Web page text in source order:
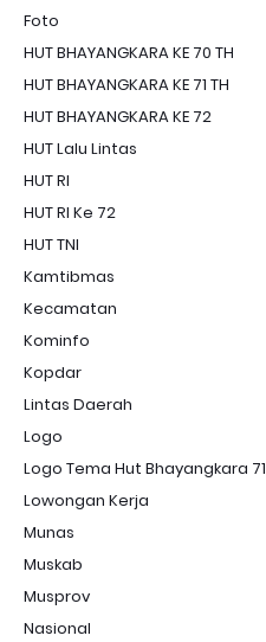
Foto
HUT BHAYANGKARA KE 70 TH
HUT BHAYANGKARA KE 71 TH
HUT BHAYANGKARA KE 72
HUT Lalu Lintas
HUT RI
HUT RI Ke 72
HUT TNI
Kamtibmas
Kecamatan
Kominfo
Kopdar
Lintas Daerah
Logo
Logo Tema Hut Bhayangkara 71
Lowongan Kerja
Munas
Muskab
Musprov
Nasional